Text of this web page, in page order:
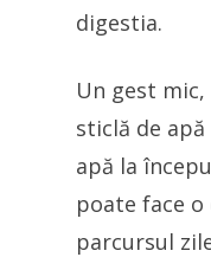
digestia.
Un gest
sticlă de
apă la
poate face
parcursul